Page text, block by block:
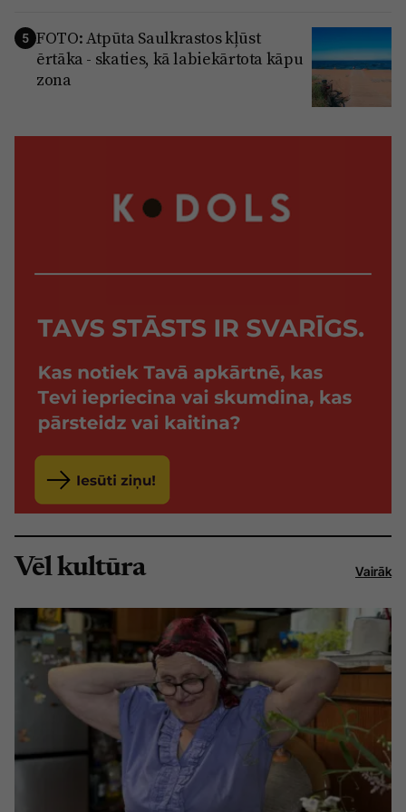
5 FOTO: Atpūta Saulkrastos kļūst
ērtāka - skaties, kā labiekārtota kāpu
zona
Vēl kultūra Vairāk